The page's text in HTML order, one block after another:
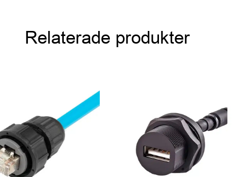
Relaterade produkter